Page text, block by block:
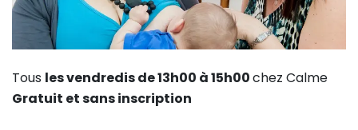
Tous les vendredis de 13h00 à 15h00chez Calme
Gratuit et sans inscription